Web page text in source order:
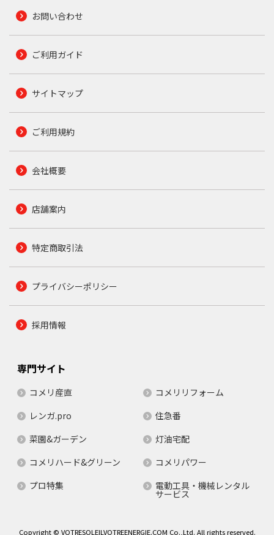
お問い合わせ
ご利用ガイド
サイトマップ
ご利用規約
会社概要
店舗案内
特定商取引法
プライバシーポリシー
採用情報
専門サイト
コメリ産直
コメリリフォーム
レンガ.pro
住急番
菜園&ガーデン
灯油宅配
コメリハード&グリーン
コメリパワー
プロ特集
電動工具・機械レンタル
サービス
Copyright © VOTRESOLEILVOTREENERGIE.COM Co.,Ltd. All rights reserved.